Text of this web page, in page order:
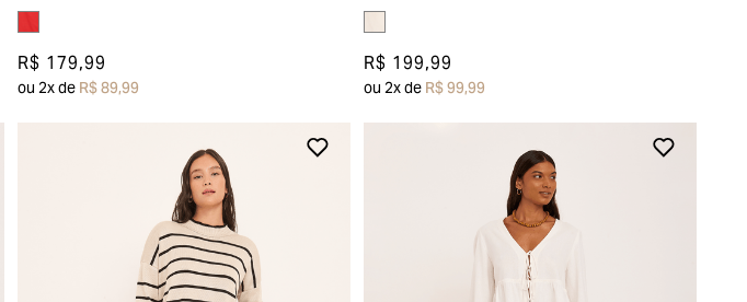
R$ 179,99
ou2x deR$ 89,99
R$ 199,99
ou2x deR$ 99,99